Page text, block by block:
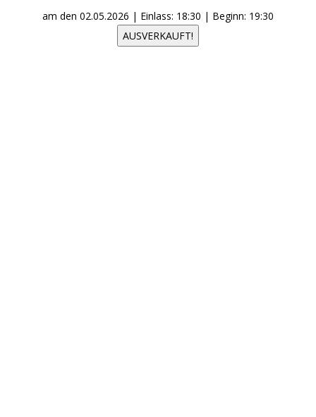
am den 02.05.2026 | Einlass: 18:30 | Beginn: 19:30
AUSVERKAUFT!